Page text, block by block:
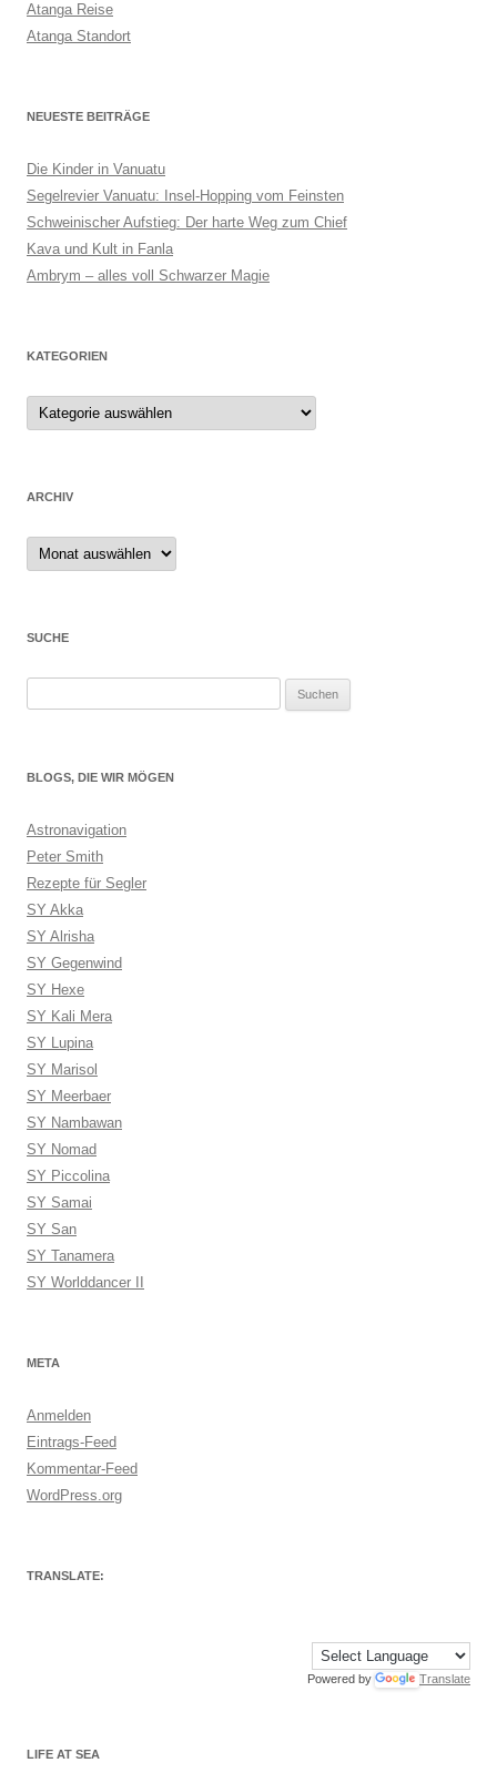
Atanga Reise
Atanga Standort
NEUESTE BEITRÄGE
Die Kinder in Vanuatu
Segelrevier Vanuatu: Insel-Hopping vom Feinsten
Schweinischer Aufstieg: Der harte Weg zum Chief
Kava und Kult in Fanla
Ambrym – alles voll Schwarzer Magie
KATEGORIEN
ARCHIV
Archiv
SUCHE
BLOGS, DIE WIR MÖGEN
Astronavigation
Peter Smith
Rezepte für Segler
SY Akka
SY Alrisha
SY Gegenwind
SY Hexe
SY Kali Mera
SY Lupina
SY Marisol
SY Meerbaer
SY Nambawan
SY Nomad
SY Piccolina
SY Samai
SY San
SY Tanamera
SY Worlddancer II
META
Anmelden
Eintrags-Feed
Kommentar-Feed
WordPress.org
TRANSLATE:
Powered by Translate
LIFE AT SEA